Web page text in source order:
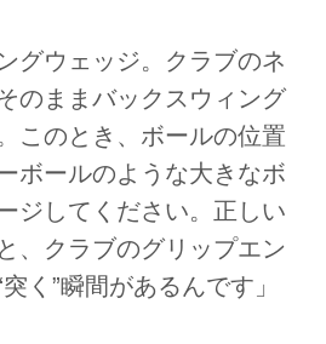
グウェッジ。クラブのネ
のままバックスウィング
このとき、ボールの位置
ボールのような大きなボ
ジしてください。正しい
、クラブのグリップエン
く”瞬間があるんです」